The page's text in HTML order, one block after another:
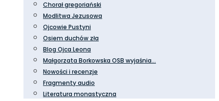
Chorał gregoriański
Modlitwa Jezusowa
Ojcowie Pustyni
Osiem duchów zła
Blog Ojca Leona
Małgorzata Borkowska OSB wyjaśnia…
Nowości i recenzje
Fragmenty audio
Literatura monastyczna